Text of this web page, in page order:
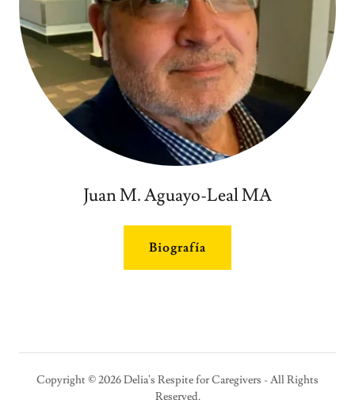
Juan M. Aguayo-Leal MA
Biografía
Copyright © 2026 Delia's Respite for Caregivers - All Rights
Reserved.